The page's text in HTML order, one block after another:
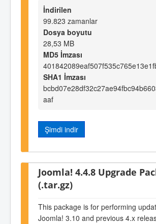
İndirilen
99.823 zamanlar
Dosya boyutu
28,53 MB
MD5 İmzası
SHA1 İmzası
aaf
Şimdi indir
Joomla! 4.4.8 Upgrade
(.tar.gz)
This package is for performing
Joomla! 3.10 and previous 4.x